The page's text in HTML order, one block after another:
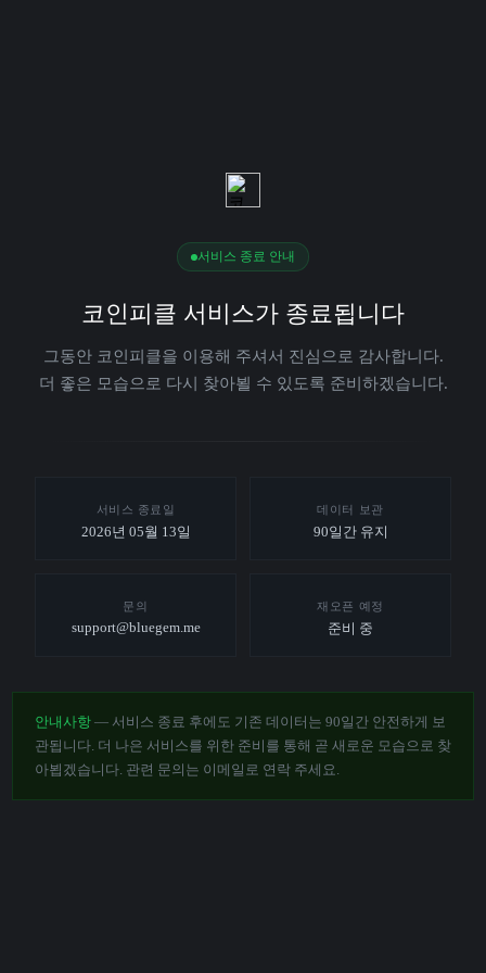
서비스 종료 안내
코인피클 서비스가 종료됩니다
그동안 코인피클을 이용해 주셔서 진심으로 감사합니다.
더 좋은 모습으로 다시 찾아뵐 수 있도록 준비하겠습니다.
서비스 종료일
2026년 05월 13일
데이터 보관
90일간 유지
문의
support@bluegem.me
재오픈 예정
준비 중
안내사항 — 서비스 종료 후에도 기존 데이터는 90일간 안전하게 보
관됩니다. 더 나은 서비스를 위한 준비를 통해 곧 새로운 모습으로 찾
아뵙겠습니다. 관련 문의는 이메일로 연락 주세요.